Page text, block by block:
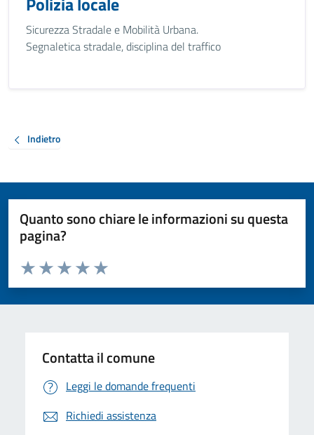
Sicurezza Stradale e Mobilità Urbana.
Segnaletica stradale, disciplina del traffico
Indietro
Quanto sono chiare le informazioni su questa
pagina?
Valuta da 1 a 5 stelle la pagina
Valuta 5 stelle su 5
Valuta 4 stelle su 5
Valuta 3 stelle su 5
Valuta 2 stelle su 5
Valuta 1 stelle su 5
Contatta il comune
Leggi le domande frequenti
Richiedi assistenza